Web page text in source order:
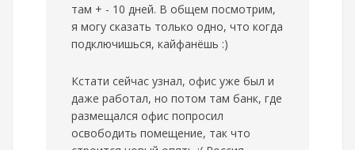
там + - 10 дней. В общем посмотрим,
я могу сказать только одно, что когда
подключишься, кайфанёшь :)
Кстати сейчас узнал, офис уже был и
даже работал, но потом там банк, где
размещался офис попросил
освободить помещение, так что